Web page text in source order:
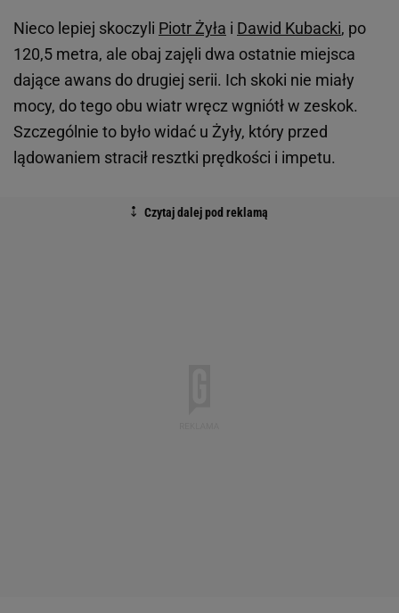
Nieco lepiej skoczyli Piotr Żyła i Dawid Kubacki, po
120,5 metra, ale obaj zajęli dwa ostatnie miejsca
dające awans do drugiej serii. Ich skoki nie miały
mocy, do tego obu wiatr wręcz wgniótł w zeskok.
Szczególnie to było widać u Żyły, który przed
lądowaniem stracił resztki prędkości i impetu.